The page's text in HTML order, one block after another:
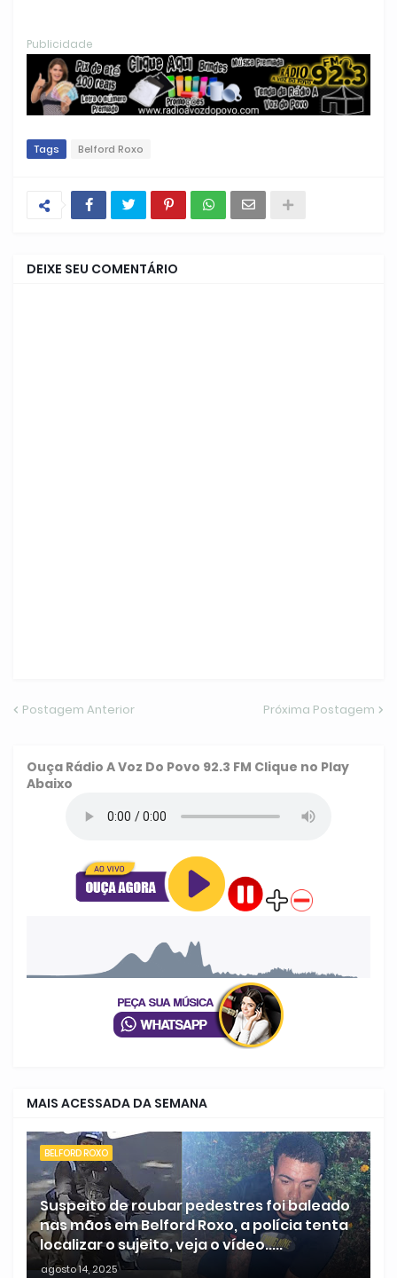
Publicidade
Tags Belford Roxo
DEIXE SEU COMENTÁRIO
Postagem Anterior Próxima Postagem
Ouça Rádio A Voz Do Povo 92.3 FM Clique no Play
Abaixo
MAIS ACESSADA DA SEMANA
BELFORD ROXO
Suspeito de roubar pedestres foi baleado
nas mãos em Belford Roxo, a polícia tenta
localizar o sujeito, veja o vídeo.....
agosto 14, 2025